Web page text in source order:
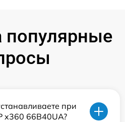
популярные
при
x360 66B40UA?